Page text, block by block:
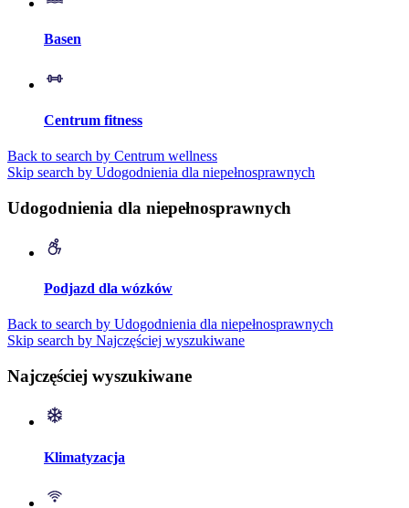
Basen
Centrum fitness
Back to search by Centrum wellness
Skip search by Udogodnienia dla niepełnosprawnych
Udogodnienia dla niepełnosprawnych
Podjazd dla wózków
Back to search by Udogodnienia dla niepełnosprawnych
Skip search by Najczęściej wyszukiwane
Najczęściej wyszukiwane
Klimatyzacja